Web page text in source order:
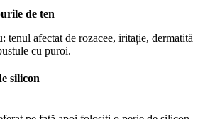
de ten
tenul afectat de rozacee, iritație, dermatită
cu puroi.
silicon